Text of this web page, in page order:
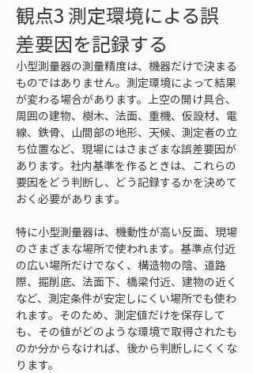
観点3 測定環境による誤
差要因を記録する
小型測量器の測量精度は、機器だけで決まる
ものではありません。測定環境によって結果
が変わる場合があります。上空の開け具合、
周囲の建物、樹木、法面、重機、仮設材、電
線、鉄骨、山間部の地形、天候、測定者の立
ち位置など、現場にはさまざまな誤差要因が
あります。社内基準を作るときは、これらの
要因をどう判断し、どう記録するかを決めて
おく必要があります。
特に小型測量器は、機動性が高い反面、現場
のさまざまな場所で使われます。基準点付近
の広い場所だけでなく、構造物の陰、道路
際、掘削底、法面下、橋梁付近、建物の近く
など、測定条件が安定しにくい場所でも使わ
れます。そのため、測定値だけを保存して
も、その値がどのような環境で取得されたも
のか分からなければ、後から判断しにくくな
ります。